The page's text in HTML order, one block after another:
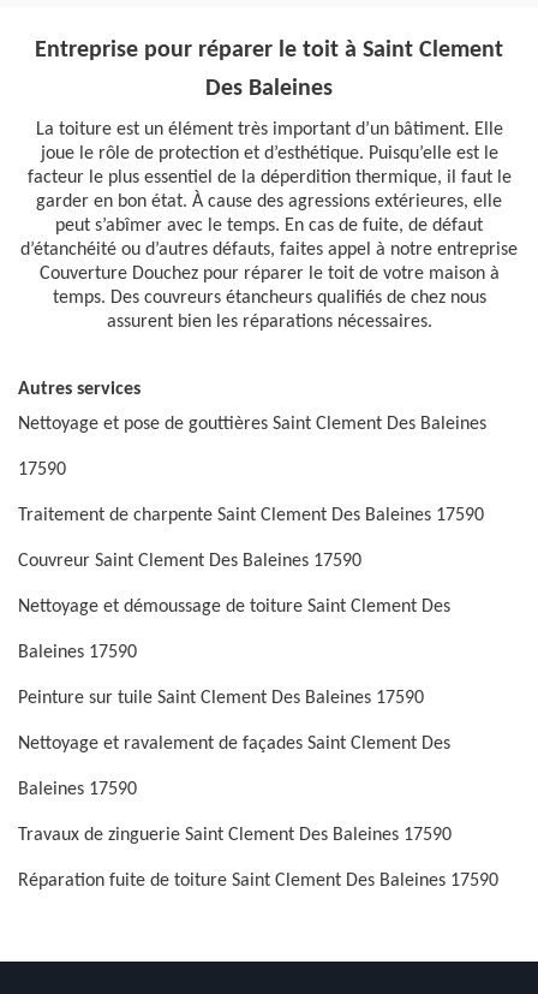
Entreprise pour réparer le toit à Saint Clement
Des Baleines
La toiture est un élément très important d’un bâtiment. Elle
joue le rôle de protection et d’esthétique. Puisqu’elle est le
facteur le plus essentiel de la déperdition thermique, il faut le
garder en bon état. À cause des agressions extérieures, elle
peut s’abîmer avec le temps. En cas de fuite, de défaut
d’étanchéité ou d’autres défauts, faites appel à notre entreprise
Couverture Douchez pour réparer le toit de votre maison à
temps. Des couvreurs étancheurs qualifiés de chez nous
assurent bien les réparations nécessaires.
Autres services
Nettoyage et pose de gouttières Saint Clement Des Baleines
17590
Traitement de charpente Saint Clement Des Baleines 17590
Couvreur Saint Clement Des Baleines 17590
Nettoyage et démoussage de toiture Saint Clement Des
Baleines 17590
Peinture sur tuile Saint Clement Des Baleines 17590
Nettoyage et ravalement de façades Saint Clement Des
Baleines 17590
Travaux de zinguerie Saint Clement Des Baleines 17590
Réparation fuite de toiture Saint Clement Des Baleines 17590